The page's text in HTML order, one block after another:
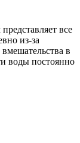
все
из-за
в
воды постоянно